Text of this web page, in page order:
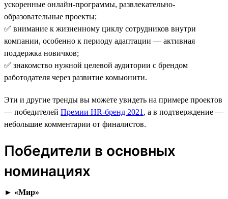
ускоренные онлайн-программы, развлекательно-
образовательные проекты;
✅ внимание к жизненному циклу сотрудников внутри
компании, особенно к периоду адаптации — активная
поддержка новичков;
✅ знакомство нужной целевой аудитории с брендом
работодателя через развитие комьюнити.
Эти и другие тренды вы можете увидеть на примере проектов
— победителей Премии HR-бренд 2021 , а в подтверждение —
небольшие комментарии от финалистов.
Победители в основных
номинациях
► «Мир»